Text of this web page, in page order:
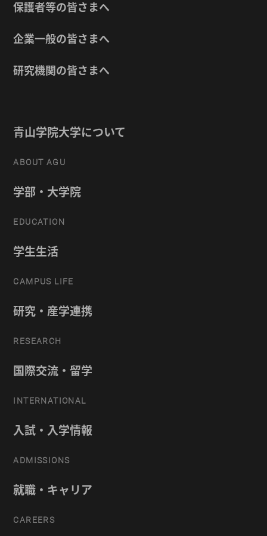
保護者等の皆さまへ
企業一般の皆さまへ
研究機関の皆さまへ
青山学院大学について
ABOUT AGU
学部・大学院
EDUCATION
学生生活
CAMPUS LIFE
研究・産学連携
RESEARCH
国際交流・留学
INTERNATIONAL
入試・入学情報
ADMISSIONS
就職・キャリア
CAREERS